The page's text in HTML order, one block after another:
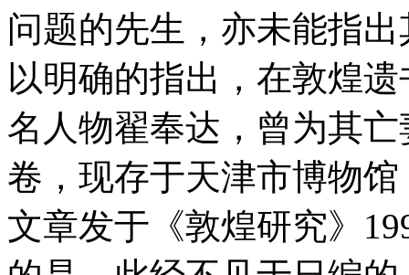
问题的先生，亦未能指
以明确的指出，在敦煌
名人物翟奉达，曾为其
卷，现存于天津市博物
文章发于《敦煌研究》